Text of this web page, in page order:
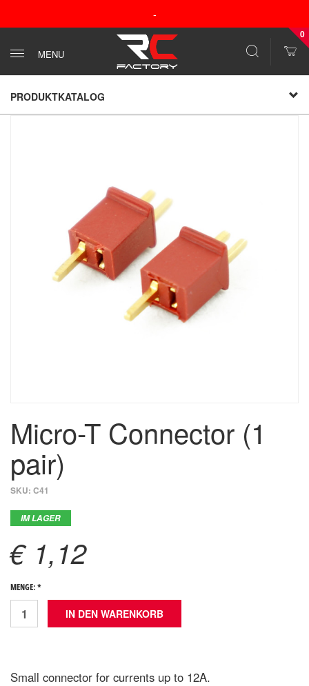
-
MENU
0
PRODUKTKATALOG
Micro-T Connector (1
pair)
SKU: C41
IM LAGER
€ 1,12
MENGE: *
Small connector for currents up to 12A.